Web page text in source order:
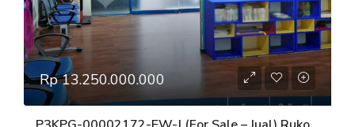
Rp 13.250.000.000